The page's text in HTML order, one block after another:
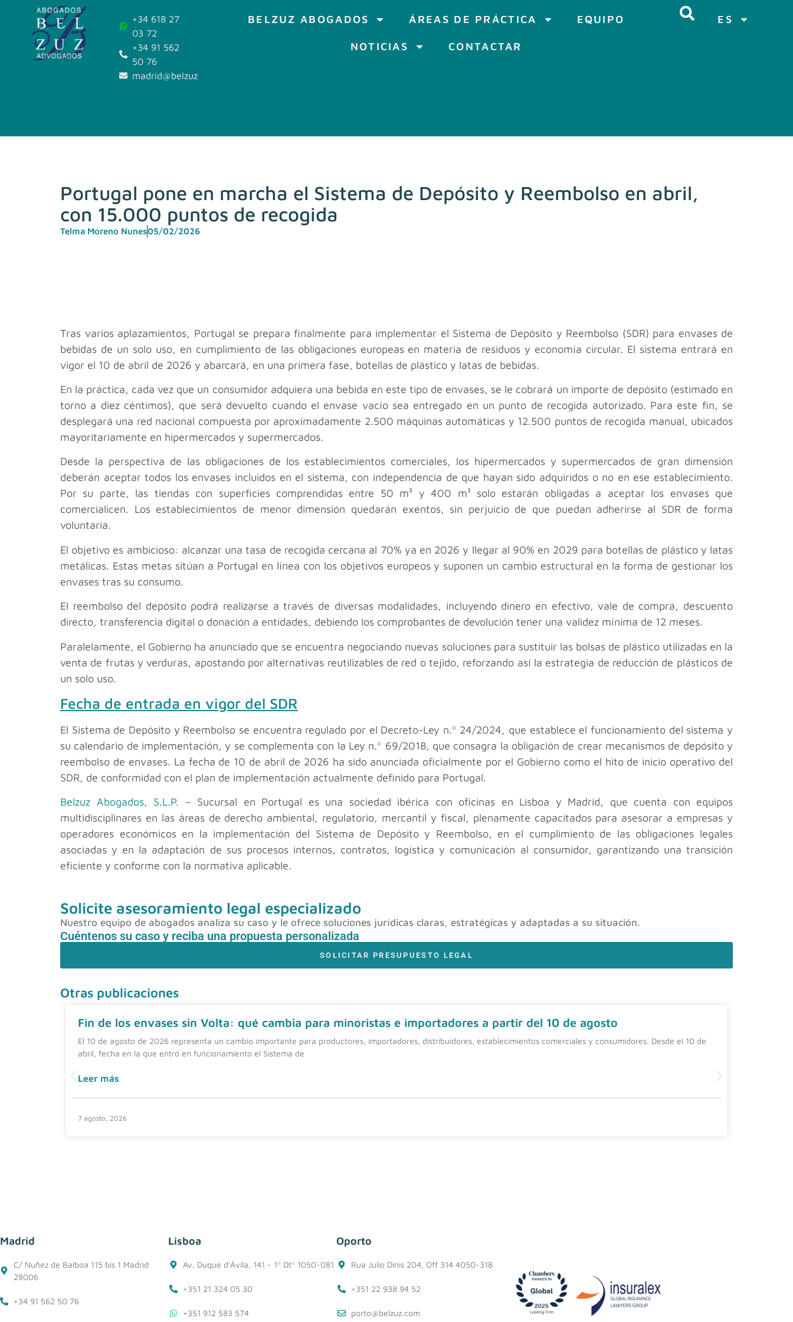
+34 618 27
03 72
+34 91 562
50 76
madrid@belzuz.com
BELZUZ ABOGADOS ÁREAS DE PRÁCTICA EQUIPO
NOTICIAS CONTACTAR
ES
Portugal pone en marcha el Sistema de Depósito y Reembolso en abril,
con 15.000 puntos de recogida
Telma Moreno Nunes05/02/2026
Tras varios aplazamientos, Portugal se prepara finalmente para implementar el Sistema de Depósito y Reembolso (SDR) para envases de
bebidas de un solo uso, en cumplimiento de las obligaciones europeas en materia de residuos y economía circular. El sistema entrará en
vigor el 10 de abril de 2026 y abarcará, en una primera fase, botellas de plástico y latas de bebidas.
En la práctica, cada vez que un consumidor adquiera una bebida en este tipo de envases, se le cobrará un importe de depósito (estimado en
torno a diez céntimos), que será devuelto cuando el envase vacío sea entregado en un punto de recogida autorizado. Para este fin, se
desplegará una red nacional compuesta por aproximadamente 2.500 máquinas automáticas y 12.500 puntos de recogida manual, ubicados
mayoritariamente en hipermercados y supermercados.
Desde la perspectiva de las obligaciones de los establecimientos comerciales, los hipermercados y supermercados de gran dimensión
deberán aceptar todos los envases incluidos en el sistema, con independencia de que hayan sido adquiridos o no en ese establecimiento.
Por su parte, las tiendas con superficies comprendidas entre 50 m² y 400 m² solo estarán obligadas a aceptar los envases que
comercialicen. Los establecimientos de menor dimensión quedarán exentos, sin perjuicio de que puedan adherirse al SDR de forma
voluntaria.
El objetivo es ambicioso: alcanzar una tasa de recogida cercana al 70% ya en 2026 y llegar al 90% en 2029 para botellas de plástico y latas
metálicas. Estas metas sitúan a Portugal en línea con los objetivos europeos y suponen un cambio estructural en la forma de gestionar los
envases tras su consumo.
El reembolso del depósito podrá realizarse a través de diversas modalidades, incluyendo dinero en efectivo, vale de compra, descuento
directo, transferencia digital o donación a entidades, debiendo los comprobantes de devolución tener una validez mínima de 12 meses.
Paralelamente, el Gobierno ha anunciado que se encuentra negociando nuevas soluciones para sustituir las bolsas de plástico utilizadas en la
venta de frutas y verduras, apostando por alternativas reutilizables de red o tejido, reforzando así la estrategia de reducción de plásticos de
un solo uso.
Fecha de entrada en vigor del SDR
El Sistema de Depósito y Reembolso se encuentra regulado por el Decreto-Ley n.º 24/2024, que establece el funcionamiento del sistema y
su calendario de implementación, y se complementa con la Ley n.º 69/2018, que consagra la obligación de crear mecanismos de depósito y
reembolso de envases. La fecha de 10 de abril de 2026 ha sido anunciada oficialmente por el Gobierno como el hito de inicio operativo del
SDR, de conformidad con el plan de implementación actualmente definido para Portugal.
Belzuz Abogados, S.L.P. – Sucursal en Portugal es una sociedad ibérica con oficinas en Lisboa y Madrid, que cuenta con equipos
multidisciplinares en las áreas de derecho ambiental, regulatorio, mercantil y fiscal, plenamente capacitados para asesorar a empresas y
operadores económicos en la implementación del Sistema de Depósito y Reembolso, en el cumplimiento de las obligaciones legales
asociadas y en la adaptación de sus procesos internos, contratos, logística y comunicación al consumidor, garantizando una transición
eficiente y conforme con la normativa aplicable.
Solicite asesoramiento legal especializado
Nuestro equipo de abogados analiza su caso y le ofrece soluciones jurídicas claras, estratégicas y adaptadas a su situación.
Cuéntenos su caso y reciba una propuesta personalizada
SOLICITAR PRESUPUESTO LEGAL
Otras publicaciones
Fin de los envases sin Volta: qué cambia para minoristas e importadores a partir del 10 de agosto
El 10 de agosto de 2026 representa un cambio importante para productores, importadores, distribuidores, establecimientos comerciales y consumidores. Desde el 10 de
abril, fecha en la que entró en funcionamiento el Sistema de
Leer más
7 agosto, 2026
Madrid
C/ Nuñez de Balboa 115 bis 1 Madrid
28006
+34 91 562 50 76
Lisboa
Av. Duque d'Ávila, 141 - 1º Dtº 1050-081
+351 21 324 05 30
+351 912 583 574
Oporto
Rua Julio Dinis 204, Off 314 4050-318
+351 22 938 94 52
porto@belzuz.com